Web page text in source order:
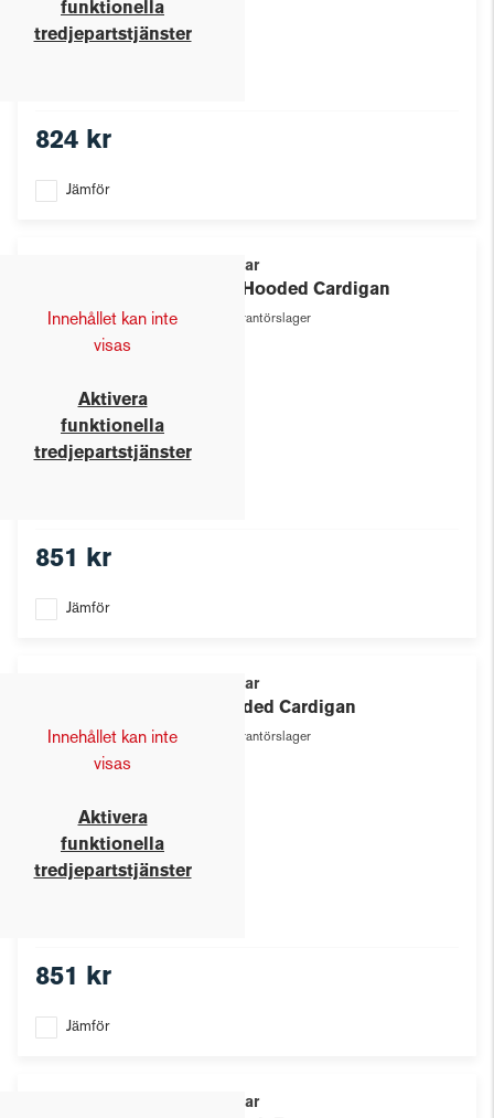
funktionella
tredjepartstjänster
824 kr
Jämför
Innehållet kan inte
visas
Aktivera
funktionella
tredjepartstjänster
Texstar
W's Hooded Cardigan
Leverantörslager
851 kr
Jämför
Innehållet kan inte
visas
Aktivera
funktionella
tredjepartstjänster
Texstar
Hooded Cardigan
Leverantörslager
851 kr
Jämför
Texstar